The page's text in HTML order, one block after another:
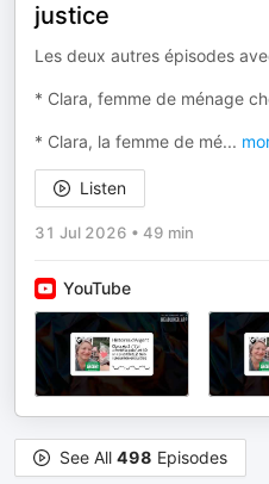
justice
Les deux autres épisodes
* Clara, femme de ménage
* Clara, la femme de mé...
Listen
31 Jul 2026 • 49 min
YouTube
See All 498 Episodes